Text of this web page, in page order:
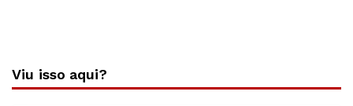
Viu isso aqui?